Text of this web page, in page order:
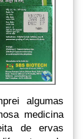
algumas
medicina
de ervas